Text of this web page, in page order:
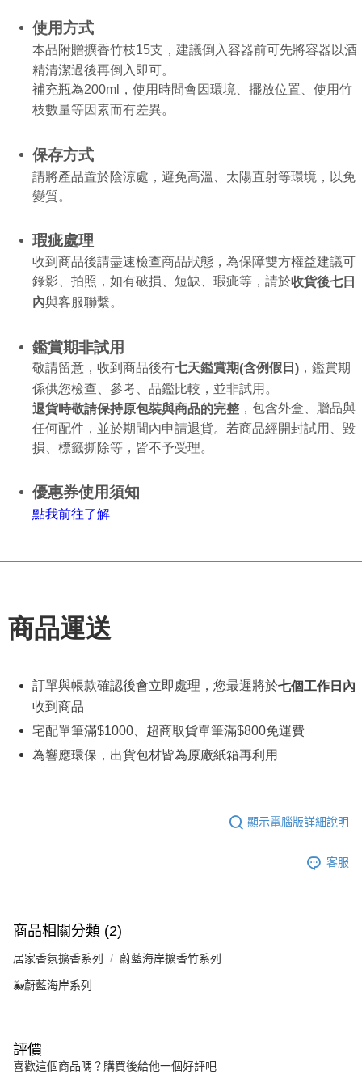
使用方式
本品附贈擴香竹枝15支，建議倒入容器前可先將容器以酒
精清潔過後再倒入即可。
補充瓶為200ml，使用時間會因環境、擺放位置、使用竹
枝數量等因素而有差異。
保存方式
請將產品置於陰涼處，避免高溫、太陽直射等環境，以免
變質。
瑕疵處理
收到商品後請盡速檢查商品狀態，為保障雙方權益建議可
錄影、拍照，如有破損、短缺、瑕疵等，請於收貨後七日
內與客服聯繫。
鑑賞期非試用
敬請留意，收到商品後有七天鑑賞期(含例假日 ) ，鑑賞期
係供您檢查、參考、品鑑比較，並非試用。
退貨時敬請保持原包裝與商品的完整 ，包含外盒、贈品與
任何配件，並於期間內申請退貨。若商品經開封試用、毀
損、標籤撕除等，皆不予受理。
優惠券使用須知
點我前往了解
商品運送
訂單與帳款確認後會立即處理，您最遲將於七個工作日內
收到商品
宅配單筆滿$1000 、超商取貨單筆滿$800免運費
為響應環保，出貨包材皆為原廠紙箱再利用
顯示電腦版詳細說明
客服
商品相關分類 (2)
居家香氛擴香系列 蔚藍海岸擴香竹系列
🐳蔚藍海岸系列
評價
喜歡這個商品嗎？購買後給他一個好評吧